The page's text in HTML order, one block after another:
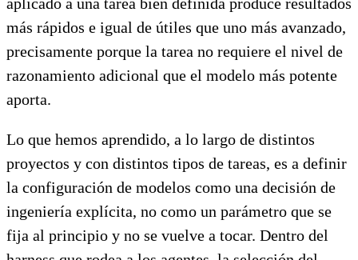
más rápidos e igual de útiles que uno más avanzado,
precisamente porque la tarea no requiere el nivel de
razonamiento adicional que el modelo más potente
aporta.
Lo que hemos aprendido, a lo largo de distintos
proyectos y con distintos tipos de tareas, es a definir
la configuración de modelos como una decisión de
ingeniería explícita, no como un parámetro que se
fija al principio y no se vuelve a tocar. Dentro del